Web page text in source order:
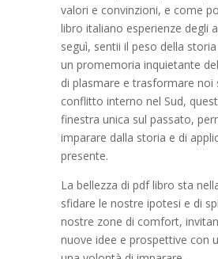
valori e convinzioni, e come
libro italiano esperienze degli
seguì, sentii il peso della
un promemoria inquietante
di plasmare e trasformare noi
conflitto interno nel Sud,
finestra unica sul passato,
imparare dalla storia e di
presente.
La bellezza di pdf libro sta
sfidare le nostre ipotesi e di
nostre zone di comfort,
nuove idee e prospettive con